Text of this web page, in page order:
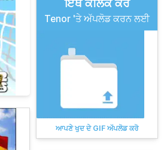
ਇੱਥੇ ਕਲਿੱਕ ਕਰੋ
Tenor 'ਤੇ ਅੱਪਲੋਡ ਕਰਨ ਲਈ
ਆਪਣੇ ਖੁਦ ਦੇ GIF ਅੱਪਲੋਡ ਕਰੋ